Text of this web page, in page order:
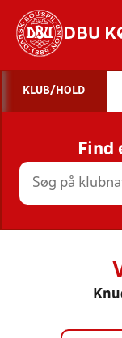
DBU
KLUB/HOLD
Find